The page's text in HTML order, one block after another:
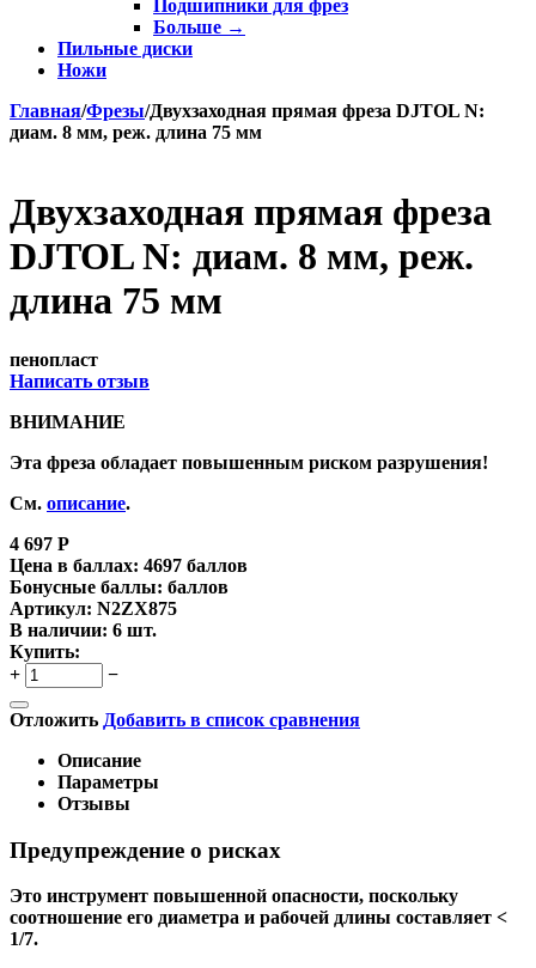
Подшипники для фрез
Больше →
Пильные диски
Ножи
Главная/Фрезы/Двухзаходная прямая фреза DJTOL N:
диам. 8 мм, реж. длина 75 мм
Двухзаходная прямая фреза
DJTOL N: диам. 8 мм, реж.
длина 75 мм
пенопласт
Написать отзыв
ВНИМАНИЕ
Эта фреза обладает повышенным риском разрушения!
См. описание.
4 697 Р
Цена в баллах: 4697 баллов
Бонусные баллы: баллов
Артикул: N2ZX875
В наличии: 6 шт.
Купить:
+
−
Отложить Добавить в список сравнения
Описание
Параметры
Отзывы
Предупреждение о рисках
Это инструмент повышенной опасности, поскольку
соотношение его диаметра и рабочей длины составляет <
1/7.